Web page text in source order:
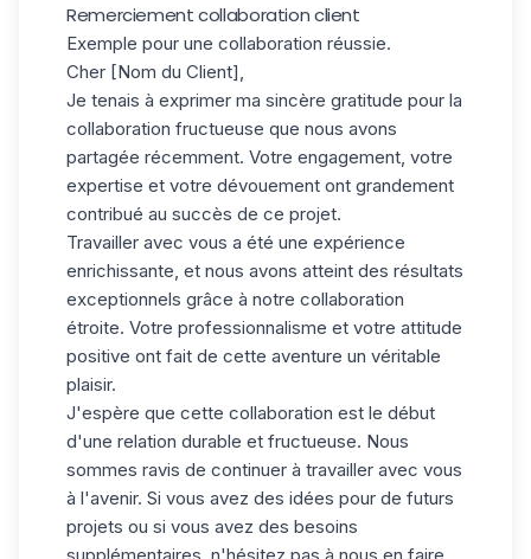
Remerciement collaboration client
Exemple pour une collaboration réussie.
Cher [Nom du Client],
Je tenais à exprimer ma sincère gratitude pour la
collaboration fructueuse que nous avons
partagée récemment. Votre engagement, votre
expertise et votre dévouement ont grandement
contribué au succès de ce projet.
Travailler avec vous a été une expérience
enrichissante, et nous avons atteint des résultats
exceptionnels grâce à notre collaboration
étroite. Votre professionnalisme et votre attitude
positive ont fait de cette aventure un véritable
plaisir.
J'espère que cette collaboration est le début
d'une relation durable et fructueuse. Nous
sommes ravis de continuer à travailler avec vous
à l'avenir. Si vous avez des idées pour de futurs
projets ou si vous avez des besoins